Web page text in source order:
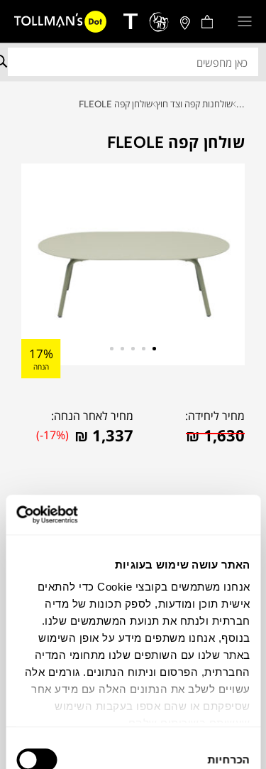
האתר עושה שימוש בעוגיות
אנחנו משתמשים בקובצי Cookie כדי להתאים
אישית תוכן ומודעות, לספק תכונות של מדיה
חברתית ולנתח את תנועת המשתמשים שלנו.
בנוסף, אנחנו משתפים מידע על אופן השימוש
באתר שלנו עם השותפים שלנו מתחומי המדיה
החברתית, הפרסום וניתוח הנתונים. גורמים אלה
עשויים לשלב את הנתונים האלה עם מידע אחר
שסיפקתם או שהם אספו בעקבות השימוש
הסכמה
הכרחיות
... שולחנות קפה וצד חוץ שולחן קפה FLEOLE
שולחן קפה FLEOLE
17%
הנחה
מחיר ליחידה:
₪1,630
מחיר לאחר הנחה:
₪ 1,337
(-17%)
להדמיית AI Design
תוכלו למצוא אותי ב: